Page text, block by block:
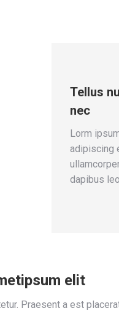
Tellus
nec
Lorm
adipiscing
dapibus
elit
Praesent a est